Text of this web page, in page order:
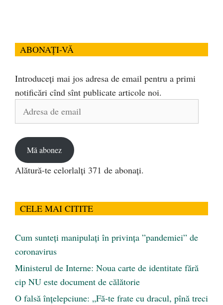
ABONAȚI-VĂ
Introduceți mai jos adresa de email pentru a primi
notificări cînd sînt publicate articole noi.
Adresa
Mă abonez
Alătură-te celorlalți 371 de abonați.
CELE MAI CITITE
Cum sunteți manipulați în privința ”pandemiei” de
coronavirus
Ministerul de Interne: Noua carte de identitate fără
cip NU este document de călătorie
O falsă înțelepciune: „Fă-te frate cu dracul, pînă treci